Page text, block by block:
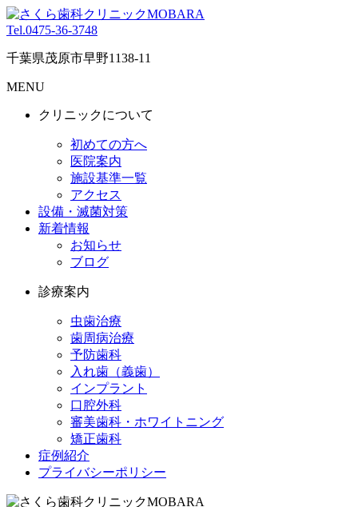
Tel.0475-36-3748
千葉県茂原市早野1138-11
MENU
クリニックについて
初めての方へ
医院案内
施設基準一覧
アクセス
設備・滅菌対策
新着情報
お知らせ
ブログ
診療案内
虫歯治療
歯周病治療
予防歯科
入れ歯（義歯）
インプラント
口腔外科
審美歯科・ホワイトニング
矯正歯科
症例紹介
プライバシーポリシー